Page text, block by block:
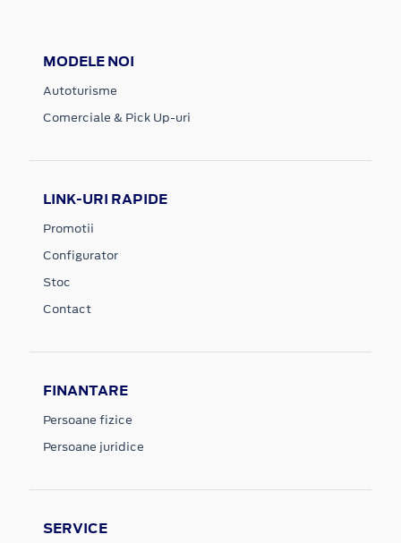
MODELE NOI
Autoturisme
Comerciale & Pick Up-uri
LINK-URI RAPIDE
Promotii
Configurator
Stoc
Contact
FINANTARE
Persoane fizice
Persoane juridice
SERVICE